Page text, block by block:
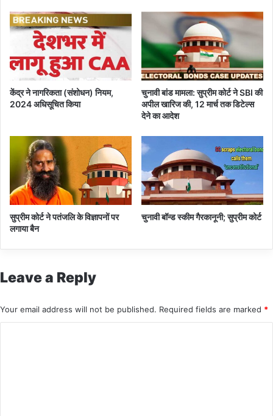
का
ओं
र
सु
म
को
में
केंद्र ने नागरिकता (संशोधन) नियम,
2024 अधिसूचित किया
चुनावी बांड मामला: सुप्रीम कोर्ट ने SBI की
अपील खारिज की, 12 मार्च तक डिटेल्स
देने का आदेश
सुप्रीम कोर्ट ने पतंजलि के विज्ञापनों पर
लगाया बैन
चुनावी बॉन्ड स्कीम गैरकानूनी; सुप्रीम कोर्ट
Leave a Reply
Your email address will not be published. Required fields are marked *